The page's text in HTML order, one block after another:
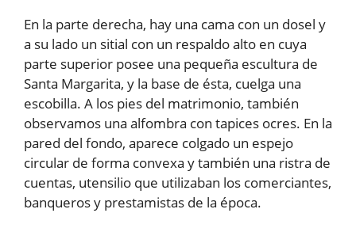
En la parte derecha, hay una cama con un dosel y
a su lado un sitial con un respaldo alto en cuya
parte superior posee una pequeña escultura de
Santa Margarita, y la base de ésta, cuelga una
escobilla. A los pies del matrimonio, también
observamos una alfombra con tapices ocres. En la
pared del fondo, aparece colgado un espejo
circular de forma convexa y también una ristra de
cuentas, utensilio que utilizaban los comerciantes,
banqueros y prestamistas de la época.